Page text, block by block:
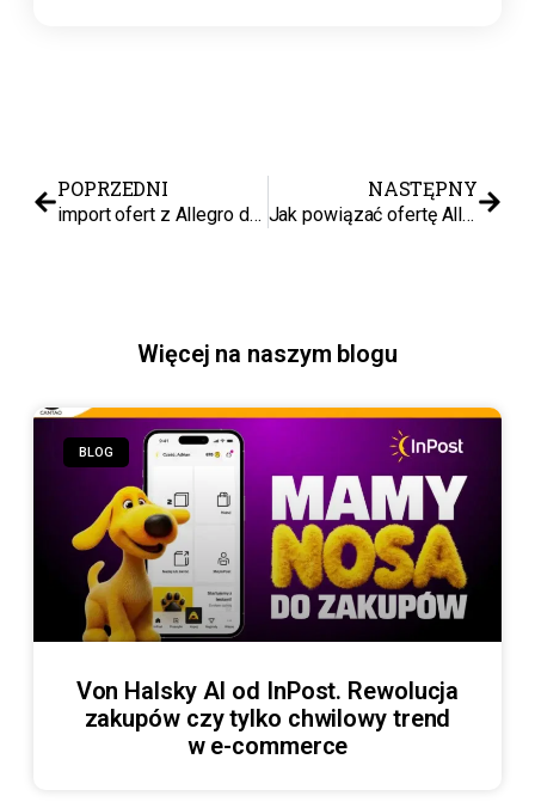
POPRZEDNI
import ofert z Allegro do BaseLinkera
NASTĘPNY
Jak powiązać ofertę Allegro z produktem w BaseLinkerze? Instrukcja krok po kroku
Więcej na naszym blogu
BLOG
Von Halsky AI od InPost. Rewolucja
zakupów czy tylko chwilowy trend
w e-commerce